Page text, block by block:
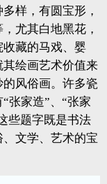
样，有圆宝形，
尤其白地黑花，
藏的马戏、婴
绘画艺术价值来
风俗画。许多瓷
张家造”、“张家
些题字既是书法
文学、艺术的宝